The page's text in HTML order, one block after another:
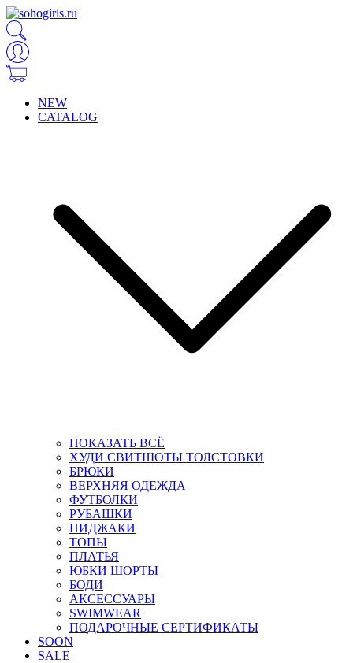
NEW
CATALOG
ПОКАЗАТЬ ВСЁ
ХУДИ СВИТШОТЫ ТОЛСТОВКИ
БРЮКИ
ВЕРХНЯЯ ОДЕЖДА
ФУТБОЛКИ
РУБАШКИ
ПИДЖАКИ
ТОПЫ
ПЛАТЬЯ
ЮБКИ ШОРТЫ
БОДИ
АКСЕССУАРЫ
SWIMWEAR
ПОДАРОЧНЫЕ СЕРТИФИКАТЫ
SOON
SALE